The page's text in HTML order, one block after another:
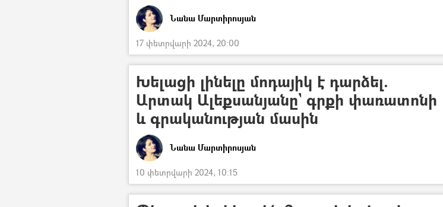
Նանա Մարտիրոսյան
17 փետրվարի 2024, 20:00
Խելացի լինելը մոդայիկ է դարձել.
Արտակ Ալեքսանյանը` գրքի փառատոնի
և գրականության մասին
Նանա Մարտիրոսյան
10 փետրվարի 2024, 10:15